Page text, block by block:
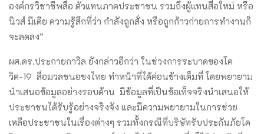
องค์กรวิชาชีพสื่อ ตัวแทนภาคประชาชน รวมถึงผู้แทนสื่อใหม่ หรือ
นิวส์ มีเดีย ความรู้สึกที่ว่า กำลังถูกสั่ง หรือถูกก้าวก่ายการทำงานก็
จะลดลง”
ผศ.ดร.ประกายกาวิล ยังกล่าวอีกว่า ในช่วงการระบาดของโค
วิด-19 สื่อมวลชนอขงไทย ทำหน้าที่ได้ค่อนข้างเต็มที่ โดยพยายาม
นำเสนอข้อมูลอย่างรอบด้าน มีข้อมูลที่เป็นข้อเท็จจริงนำเสนอให้
ประชาชนได้รับรู้อย่างจริงจัง และมีความพยายามในการช่วย
เหลือประชาชนในเรื่องต่างๆ รวมทั้งกรณีที่บริษัทรับประกันภัยโค